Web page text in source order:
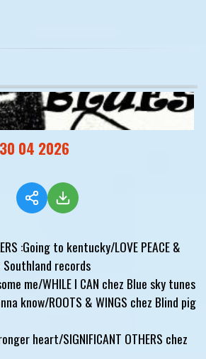
04 2026
:Going to kentucky/LOVE PEACE &
Southland records
me/WHILE I CAN chez Blue sky tunes
know/ROOTS & WINGS chez Blind pig
heart/SIGNIFICANT OTHERS chez